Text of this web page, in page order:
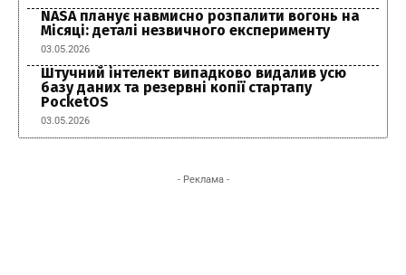
NASA планує навмисно розпалити вогонь на
Місяці: деталі незвичного експерименту
03.05.2026
Штучний інтелект випадково видалив усю
базу даних та резервні копії стартапу
PocketOS
03.05.2026
- Реклама -